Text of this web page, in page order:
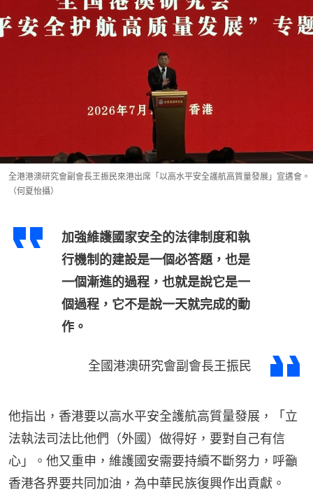
全港港澳研究會副會長王振民來港出席「以高水平安全護航高質量發展」宣遘會。
（何夏怡攝）
加強維護國家安全的法律制度和執
行機制的建設是一個必答題，也是
一個漸進的過程，也就是說它是一
個過程，它不是說一天就完成的動
作。
全國港澳研究會副會長王振民
他指出，香港要以高水平安全護航高質量發展，「立
法執法司法比他們（外國）做得好，要對自己有信
心」。他又重申，維護國安需要持續不斷努力，呼籲
香港各界要共同加油，為中華民族復興作出貢獻。